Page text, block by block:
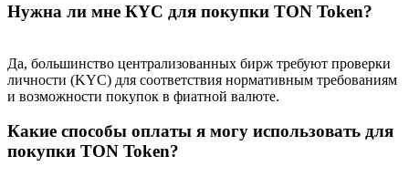
Precious Metals Trading Carnival
Нужна ли мне КYC для покупки TON Token?
Да, большинство централизованных бирж требуют проверки
личности (KYC) для соответствия нормативным требованиям
и возможности покупок в фиатной валюте.
Какие способы оплаты я могу использовать для
покупки TON Token?